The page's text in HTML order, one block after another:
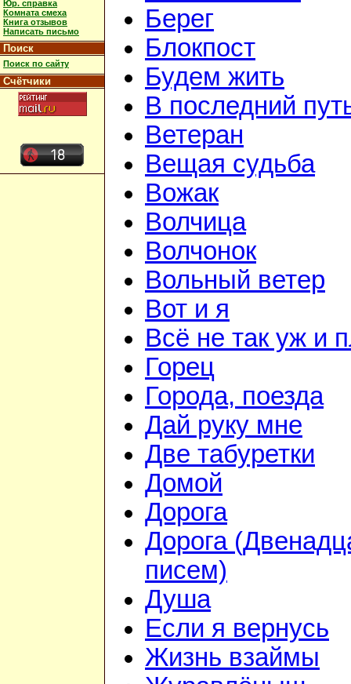
Юр. справка
Комната смеха
Книга отзывов
Написать письмо
Поиск
Поиск по сайту
Счётчики
Берег
Блокпост
Будем жить
В последний
Ветеран
Вещая судьба
Вожак
Волчица
Волчонок
Вольный ветер
Вот и я
Всё не так уж и
Горец
Города, поезда
Дай руку мне
Две табуретки
Домой
Дорога
Дорога
писем)
Душа
Если я вернусь
Жизнь взаймы